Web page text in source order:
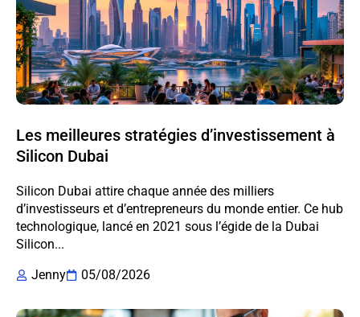
Les meilleures stratégies d’investissement à
Silicon Dubai
Silicon Dubai attire chaque année des milliers
d’investisseurs et d’entrepreneurs du monde entier. Ce hub
technologique, lancé en 2021 sous l’égide de la Dubai
Silicon...
Jenny
05/08/2026